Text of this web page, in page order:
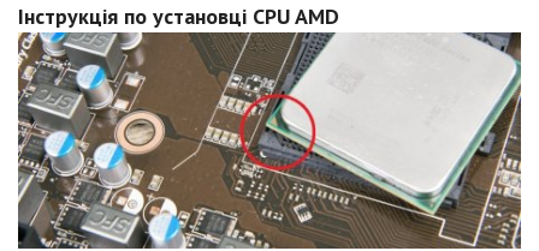
Інструкція по установці CPU AMD